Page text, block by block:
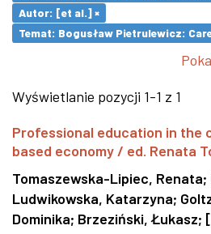
Autor: [et al.] ×
Temat: Bogusław Pietrulewicz:
Wyświetlanie pozycji 1-1 z 1
Professional education in the
based economy / ed. Renata
Tomaszewska-Lipiec, Renata;
Ludwikowska, Katarzyna;
Dominika; Brzeziński, Łukasz;